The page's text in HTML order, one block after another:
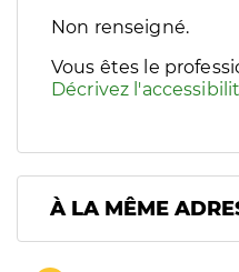
Filtres
Sélectionnez un ou
Non renseigné.
Vous êtes le
Décrivez
À LA MÊME